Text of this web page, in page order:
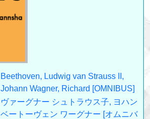
Beethoven, Ludwig van Strauss II,
Johann Wagner, Richard [OMNIBUS]
ヴァーグナー シュトラウス子, ヨハン
ベートーヴェン ワーグナー [オムニバ